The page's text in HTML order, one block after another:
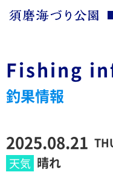
Fishing
釣果情報
2025.08.21
晴れ